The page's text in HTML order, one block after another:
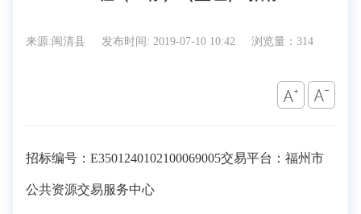
来源:闽清县 发布时间: 2019-07-10 10:42 浏览量：314
招标编号： E3501240102100069005交易平台： 福州市
公共资源交易服务中心